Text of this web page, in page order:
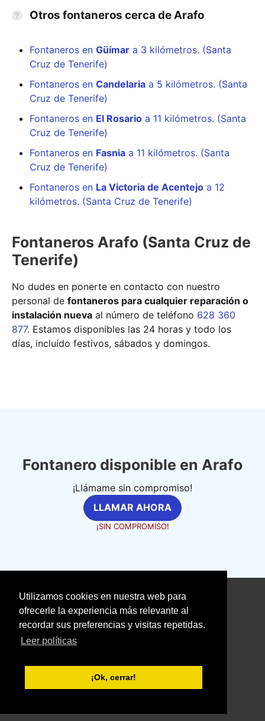
Utilizamos cookies en nuestra web para
ofrecerle la experiencia más relevante al
recordar sus preferencias y visitas repetidas.
Leer políticas
¡Ok, cerrar!
Otros fontaneros cerca de Arafo
Fontaneros en Güímar a 3 kilómetros. (Santa
Cruz de Tenerife)
Fontaneros en Candelaria a 5 kilómetros. (Santa
Cruz de Tenerife)
Fontaneros en El Rosario a 11 kilómetros. (Santa
Cruz de Tenerife)
Fontaneros en Fasnia a 11 kilómetros. (Santa
Cruz de Tenerife)
Fontaneros en La Victoria de Acentejo a 12
kilómetros. (Santa Cruz de Tenerife)
Fontaneros Arafo (Santa Cruz de
Tenerife)
No dudes en ponerte en contacto con nuestro
personal de fontaneros para cualquier reparación o
instalación nueva al número de teléfono 628 360
877. Estamos disponibles las 24 horas y todo los
días, incluído festivos, sábados y domingos.
Fontanero disponible en Arafo
¡Llámame sin compromiso!
LLAMAR AHORA
¡SIN COMPROMISO!
fontaneriaprofesional.com
Aviso Legal
With love ❤️ seoclic.com